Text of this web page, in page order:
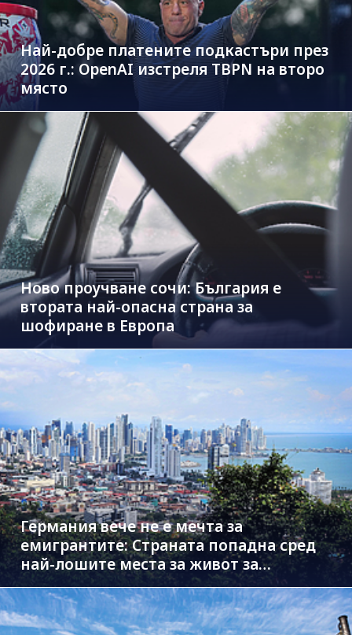
Най-добре платените подкастъри през
2026 г.: OpenAI изстреля TBPN на второ
място
Ново проучване сочи: България е
втората най-опасна страна за
шофиране в Европа
Германия вече не е мечта за
емигрантите: Страната попадна сред
най-лошите места за живот за
чужденци